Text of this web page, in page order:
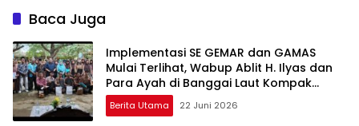
Baca Juga
Implementasi SE GEMAR dan GAMAS
Mulai Terlihat, Wabup Ablit H. Ilyas dan
Para Ayah di Banggai Laut Kompak
Ambil Rapor Anak
Berita Utama 22 Juni 2026